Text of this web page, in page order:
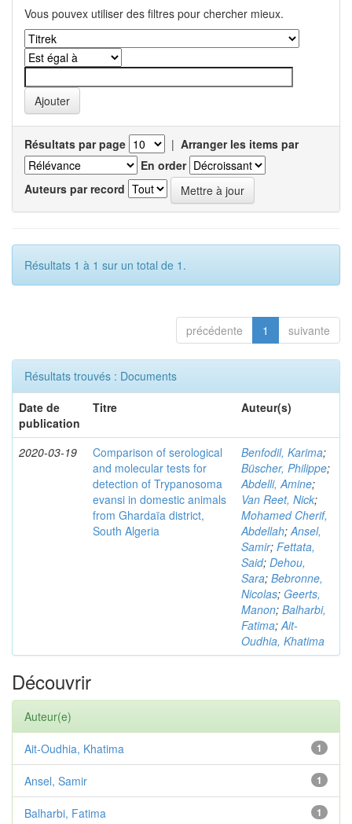
Vous pouvex utiliser des filtres pour chercher mieux.
Résultats par page | Arranger les items par
En order
Auteurs par record
Résultats 1 à 1 sur un total de 1.
précédente 1 suivante
Résultats trouvés : Documents
Date de
publication
Titre Auteur(s)
2020-03-19
Comparison of serological
and molecular tests for
detection of Trypanosoma
evansi in domestic animals
from Ghardaïa district,
South Algeria
Benfodil, Karima;
Büscher, Philippe;
Abdelli, Amine;
Van Reet, Nick;
Mohamed Cherif,
Abdellah;Ansel,
Samir; Fettata,
Said; Dehou,
Sara; Bebronne,
Nicolas; Geerts,
Manon; Balharbi,
Fatima;Ait-
Oudhia, Khatima
Découvrir
Auteur(e)
1
Ait-Oudhia, Khatima
1
Ansel, Samir
1
Balharbi, Fatima